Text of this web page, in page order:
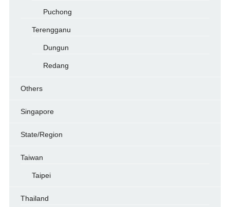
Puchong
Terengganu
Dungun
Redang
Others
Singapore
State/Region
Taiwan
Taipei
Thailand